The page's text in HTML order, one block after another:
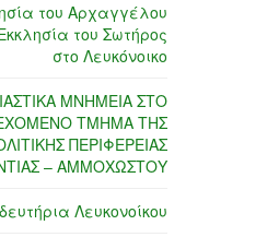
του Αρχαγγέλου
του Σωτήρος
στο Λευκόνοικο
ΜΝΗΜΕΙΑ ΣΤΟ
ΤΜΗΜΑ ΤΗΣ
ΠΕΡΙΦΕΡΕΙΑΣ
– ΑΜΜΟΧΩΣΤΟΥ
Λευκονοίκου